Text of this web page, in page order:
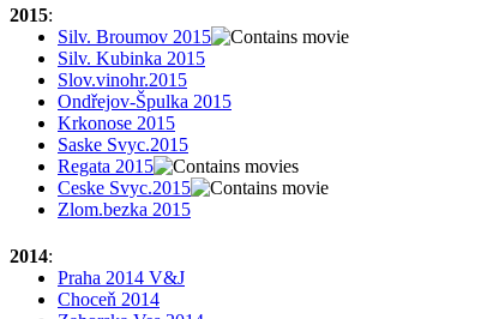
2015:
Silv. Broumov 2015
Silv. Kubinka 2015
Slov.vinohr.2015
Ondřejov-Špulka 2015
Krkonose 2015
Saske Svyc.2015
Regata 2015
Ceske Svyc.2015
Zlom.bezka 2015
2014:
Praha 2014 V&J
Choceň 2014